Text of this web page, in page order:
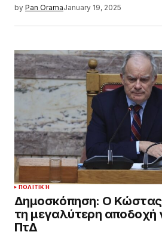
by Pan OramaJanuary 19, 2025
ΠΟΛΙΤΙΚΉ
Δημοσκόπηση: Ο Κώστας
τη μεγαλύτερη αποδοχή
ΠτΔ